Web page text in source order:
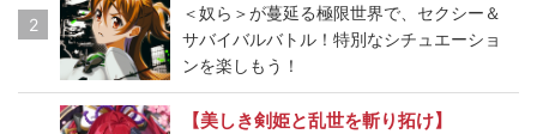
2
＜奴ら＞が蔓延る極限世界で、セクシー＆
サバイバルバトル！特別なシチュエーショ
ンを楽しもう！
【美しき剣姫と乱世を斬り拓け】